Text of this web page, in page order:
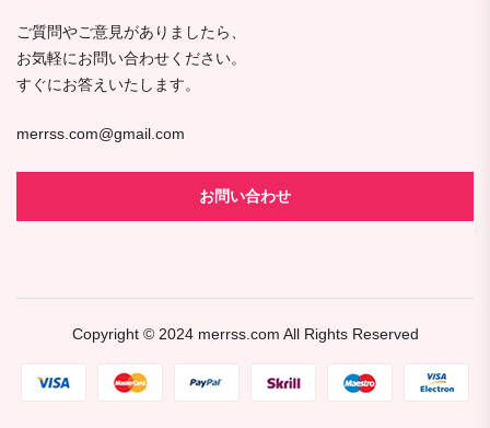
ご質問やご意見がありましたら、
お気軽にお問い合わせください。
すぐにお答えいたします。
merrss.com@gmail.com
お問い合わせ
Copyright © 2024 merrss.com All Rights Reserved